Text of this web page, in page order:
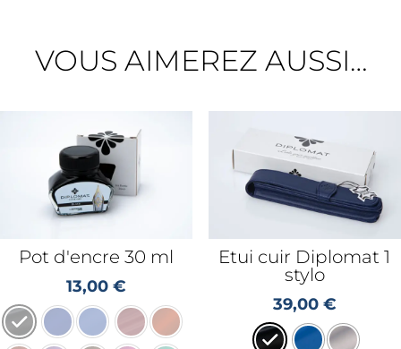
VOUS AIMEREZ AUSSI…
Pot d'encre 30 ml
13,00€
Etui cuir Diplomat 1
stylo
39,00 €